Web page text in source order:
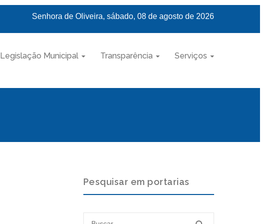
Senhora de Oliveira, sábado, 08 de agosto de 2026
Legislação Municipal Transparência Serviços
Pesquisar em portarias